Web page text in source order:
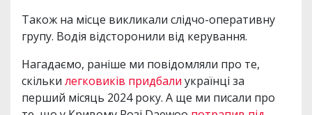
Також на місце викликали слідчо-оперативну
групу. Водія відсторонили від керування.
Нагадаємо, раніше ми повідомляли про те,
скільки легковиків придбали українці за
перший місяць 2024 року. А ще ми писали про